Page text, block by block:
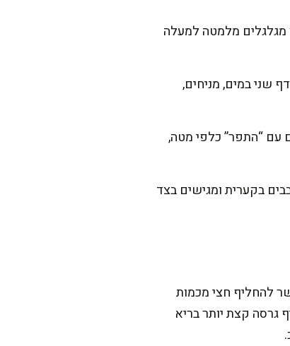
ואז מגלגלים מלמטה למעלה
שני במים, מניחים,
את הרולים עם “התפר” כלפי מטה,
בקערית ומגישים בצד
להחליף חצי מכמות
שמעדיף גרסה קצת יותר בריא